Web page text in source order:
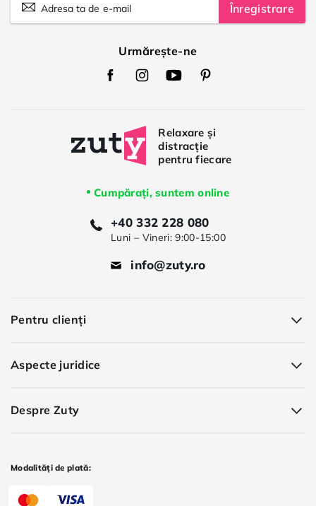
Înregistrare
Urmărește-ne
Zuty
Facebook
Zuty
Instagram
Zuty
Youtube
Zuty
Pinterest
Cumpărați, suntem online
+40 332 228 080
Luni – Vineri: 9:00-15:00
info@zuty.ro
Pentru clienți
Aspecte juridice
Despre Zuty
Modalități de plată: